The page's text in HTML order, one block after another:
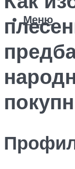
Меню